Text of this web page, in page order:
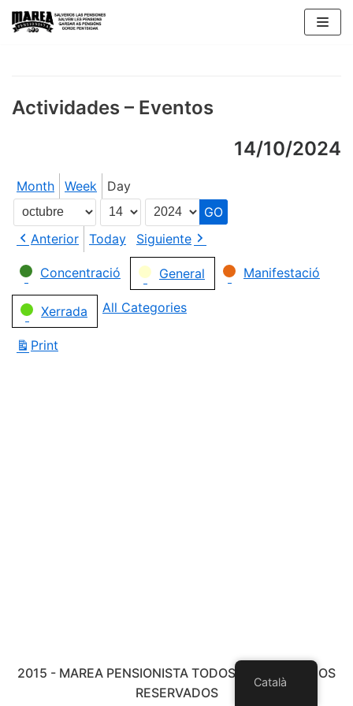
Skip
Actividades – Eventos
14/10/2024
Month Week Day
Month
Day
Year
Anterior
Today
Siguiente
Categories
Concentració General Manifestació
Xerrada All Categories
Print
2015 - MAREA PENSIONISTA TODOS LOS DERECHOS
RESERVADOS
Català